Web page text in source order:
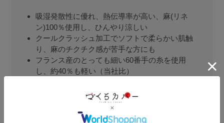
吸湿発散性に優れ、熱伝導率が高い、麻(リネ
ン)100％使用し、ひんやり涼しい
クールクラッシュ加工でソフトで柔らかい肌触
り、麻のチクチク感が苦手な方にも
フランス産のとっても細い60番手の糸を使用
し、約40％も軽い（当社比）
で上品な印象に